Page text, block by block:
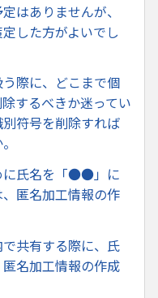
はありませんが、
した方がよいでし
際に、どこまで個
するべきか迷ってい
符号を削除すれば
に氏名を「●●」に
匿名加工情報の作
共有する際に、氏
名加工情報の作成